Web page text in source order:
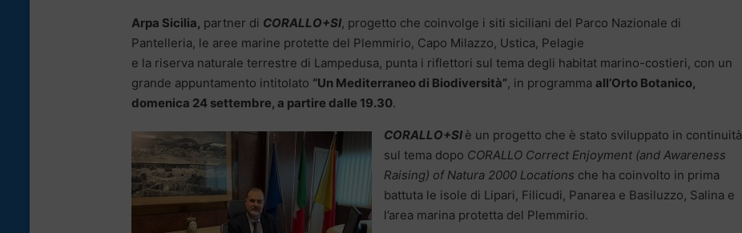
Arpa Sicilia, partner di CORALLO+SI, progetto che coinvolge i siti siciliani del Parco Nazionale di
Pantelleria, le aree marine protette del Plemmirio, Capo Milazzo, Ustica, Pelagie
e la riserva naturale terrestre di Lampedusa, punta i riflettori sul tema degli habitat marino-costieri, con un
grande appuntamento intitolato “Un Mediterraneo di Biodiversità”, in programma all’Orto Botanico,
domenica 24 settembre, a partire dalle 19.30.
CORALLO+SI è un progetto che è stato sviluppato in continuità
sul tema dopo CORALLO Correct Enjoyment (and Awareness
Raising) of Natura 2000 Locations che ha coinvolto in prima
battuta le isole di Lipari, Filicudi, Panarea e Basiluzzo, Salina e
l’area marina protetta del Plemmirio.